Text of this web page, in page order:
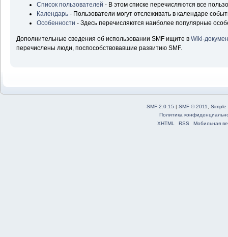
Список пользователей - В этом списке перечисляются все
Календарь - Пользователи могут отслеживать в календаре
Особенности - Здесь перечисляются наиболее популярные
Дополнительные сведения об использовании SMF ищите вWiki-
перечислены люди, поспособствовавшие развитию SMF.
SMF 2.0.15 | SMF © 2011, Simple
Политика
XHTML
RSS Мобильная